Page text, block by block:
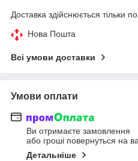
Доставка здійснюється тільки
Нова Пошта
Всі умови доставки
Умови оплати
Ви отримаєте замовлення
або гроші повернуться на
Детальніше